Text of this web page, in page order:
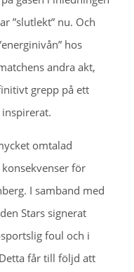
”slutlekt” nu. Och
hos
andra akt,
grepp på ett
omtalad
för
I samband med
Stars signerat
foul och i
får till följd att